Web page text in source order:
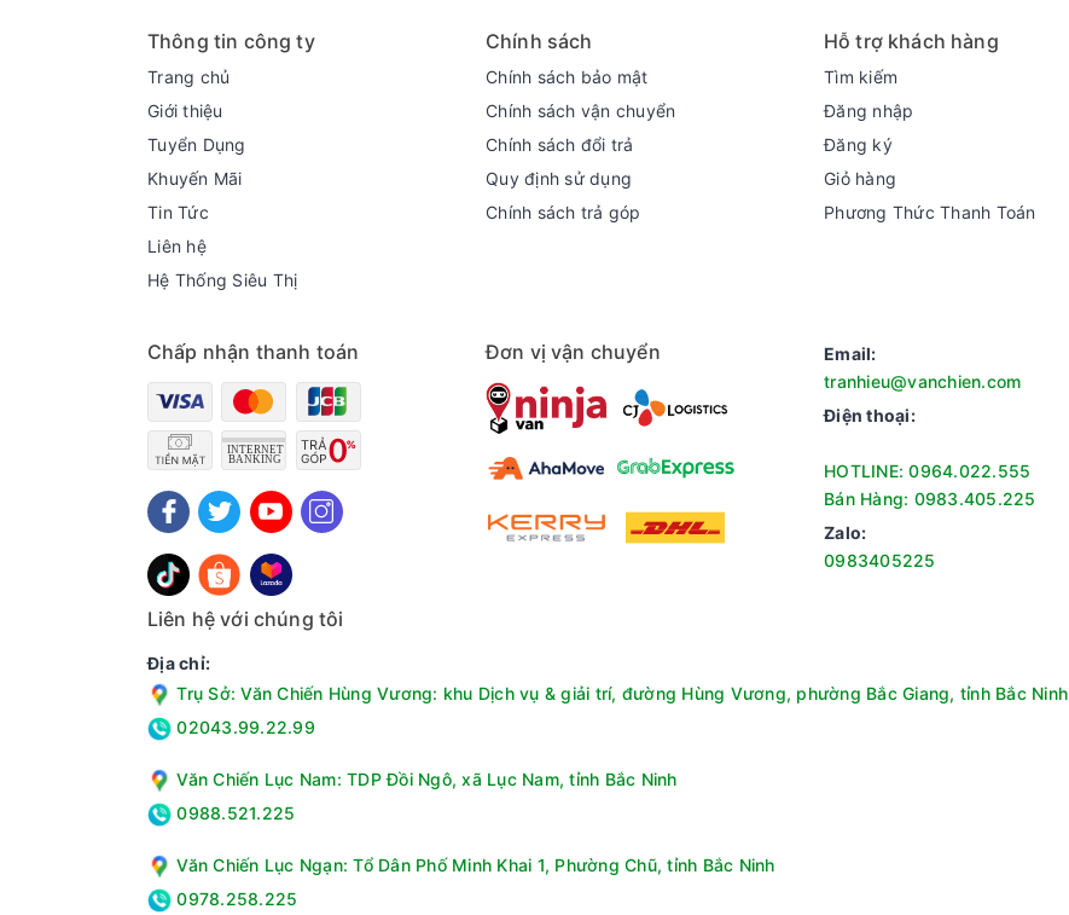
Thông tin công ty
Trang chủ
Giới thiệu
Tuyển Dụng
Khuyến Mãi
Tin Tức
Liên hệ
Hệ Thống Siêu Thị
Chính sách
Chính sách bảo mật
Chính sách vận chuyển
Chính sách đổi trả
Quy định sử dụng
Chính sách trả góp
Hỗ trợ khách hàng
Tìm kiếm
Đăng nhập
Đăng ký
Giỏ hàng
Phương Thức Thanh Toán
Chấp nhận thanh toán Đơn vị vận chuyển
Email:
tranhieu@vanchien.com
Điện thoại:
HOTLINE: 0964.022.555
Bán Hàng: 0983.405.225
Zalo:
0983405225
Liên hệ với chúng tôi
Địa chỉ:
Trụ Sở: Văn Chiến Hùng Vương: khu Dịch vụ & giải trí, đường Hùng Vương, phường Bắc Giang, tỉnh Bắc Ninh
02043.99.22.99
Văn Chiến Lục Nam: TDP Đồi Ngô, xã Lục Nam, tỉnh Bắc Ninh
0988.521.225
Văn Chiến Lục Ngạn: Tổ Dân Phố Minh Khai 1, Phường Chũ, tỉnh Bắc Ninh
0978.258.225